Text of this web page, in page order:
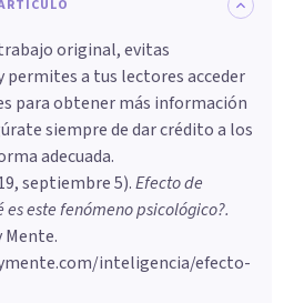
original, evitas
permites a tus lectores acceder
para obtener más información
siempre de dar crédito a los
adecuada.
septiembre 5).Efecto de
este fenómeno psicológico?.
inteligencia/efecto-